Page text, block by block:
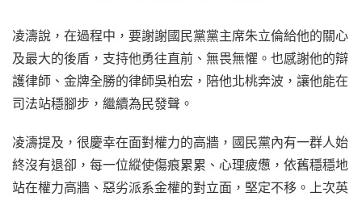
凌濤說，在過程中，要謝謝國民黨黨主席朱立倫給他的關心
及最大的後盾，支持他勇往直前、無畏無懼。也感謝他的辯
護律師、金牌全勝的律師吳柏宏，陪他北桃奔波，讓他能在
司法站穩腳步，繼續為民發聲。
凌濤提及，很慶幸在面對權力的高牆，國民黨內有一群人始
終沒有退卻，每一位縱使傷痕累累、心理疲憊，依舊穩穩地
站在權力高牆、惡劣派系金權的對立面，堅定不移。上次英